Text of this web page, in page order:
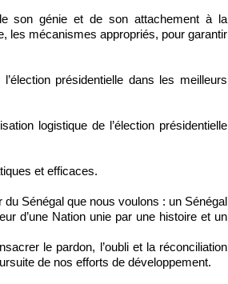
son génie et de son attachement à la
les mécanismes appropriés, pour garantir
présidentielle dans les meilleurs
logistique de l’élection présidentielle
et efficaces.
Sénégal que nous voulons : un Sénégal
d’une Nation unie par une histoire et un
le pardon, l’oubli et la réconciliation
de nos efforts de développement.